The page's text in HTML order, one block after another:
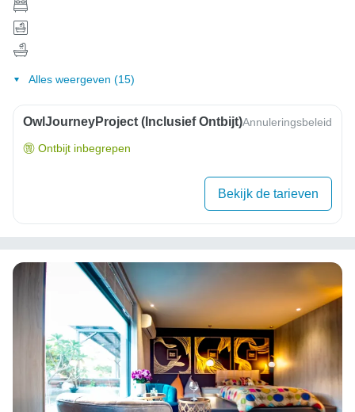
Alles weergeven (15)
OwlJourneyProject (inclusief Ontbijt)Annuleringsbeleid
Ontbijt inbegrepen
Bekijk de tarieven